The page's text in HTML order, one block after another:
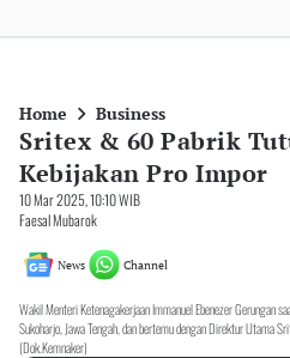
Home Business
Sritex & 60 Pabrik
Kebijakan Pro Impor
10 Mar 2025, 10:10 WIB
Faesal Mubarok
News Channel
Wakil Menteri Ketenagakerjaan Immanuel Ebenezer Gerungan
Sukoharjo, Jawa Tengah, dan bertemu dengan Direktur Utama
(Dok.Kemnaker)